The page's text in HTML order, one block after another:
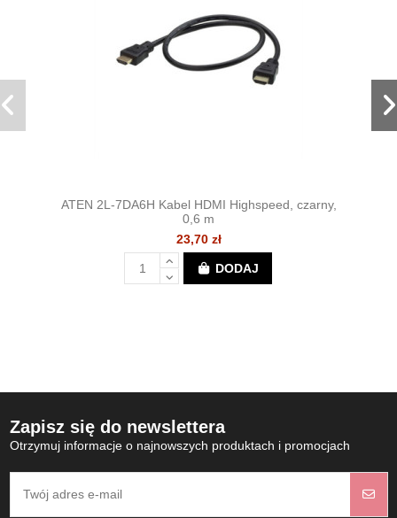
ATEN 2L-7DA6H Kabel HDMI Highspeed, czarny,
0,6 m
23,70 zł
DODAJ
Zapisz się do newslettera
Otrzymuj informacje o najnowszych produktach i promocjach